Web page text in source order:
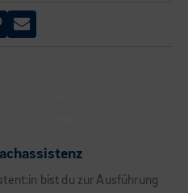
bist du zur Ausführung